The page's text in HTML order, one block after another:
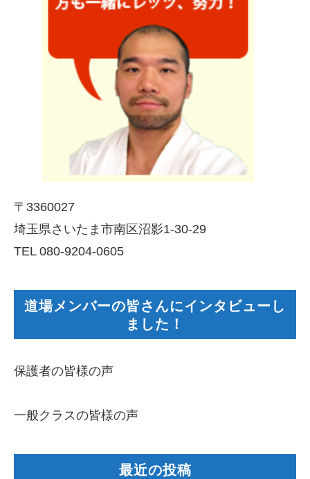
〒3360027
埼玉県さいたま市南区沼影1-30-29
TEL 080-9204-0605
道場メンバーの皆さんにインタビューし
ました！
保護者の皆様の声
一般クラスの皆様の声
最近の投稿